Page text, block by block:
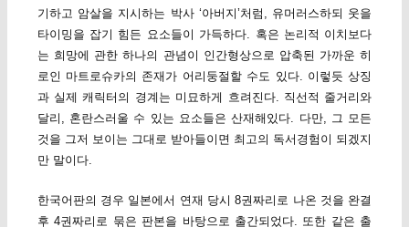
기하고 암살을 지시하는 박사 ‘아버지’처럼, 유머러스하되 웃을
타이밍을 잡기 힘든 요소들이 가득하다. 혹은 논리적 이치보다
는 희망에 관한 하나의 관념이 인간형상으로 압축된 가까운 히
로인 마트로슈카의 존재가 어리둥절할 수도 있다. 이렇듯 상징
과 실제 캐릭터의 경계는 미묘하게 흐려진다. 직선적 줄거리와
달리, 혼란스러울 수 있는 요소들은 산재해있다. 다만, 그 모든
것을 그저 보이는 그대로 받아들이면 최고의 독서경험이 되겠지
만 말이다.
한국어판의 경우 일본에서 연재 당시 8권짜리로 나온 것을 완결
후 4권짜리로 묶은 판본을 바탕으로 출간되었다. 또한 같은 출